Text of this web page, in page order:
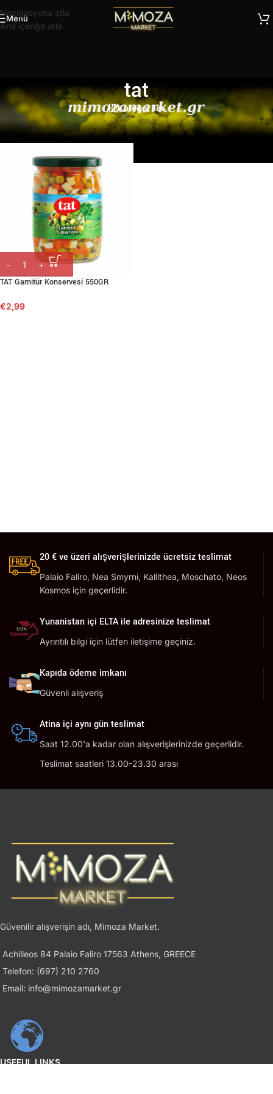
Navigasyona atla
Ana içeriğe atla
Menü
tat
Kategoriler
Ana Sayfa/ Ürünler “tat” olarak etiketlendi
TAT Garnitür Konservesi 550GR
€2,99
20 € ve üzeri alışverişlerinizde ücretsiz teslimat
Palaio Faliro, Nea Smyrni, Kallithea, Moschato, Neos
Kosmos için geçerlidir.
Yunanistan içi ELTA ile adresinize teslimat
Ayrıntılı bilgi için lütfen iletişime geçiniz.
Kapıda ödeme imkanı
Güvenli alışveriş
Atina içi aynı gün teslimat
Saat 12.00'a kadar olan alışverişlerinizde geçerlidir.
Teslimat saatleri 13.00-23.30 arası
Güvenilir alışverişin adı, Mimoza Market.
Achilleos 84 Palaio Faliro 17563 Athens, GREECE
Telefon: (697) 210 2760
Email: info@mimozamarket.gr
USEFUL LINKS